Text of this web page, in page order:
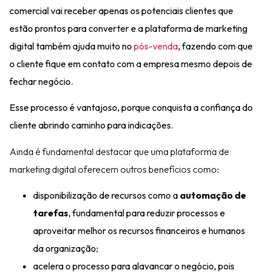
comercial vai receber apenas os potenciais clientes que
estão prontos para converter e aplataforma de marketing
digitaltambém ajuda muito no pós-venda, fazendo com que
o cliente fique em contato com a empresa mesmo depois de
fechar negócio.
Esse processo é vantajoso, porque conquista a confiança do
cliente abrindo caminho para indicações.
Ainda é fundamental destacar que uma plataforma de
marketing digital oferecem outros benefícios como:
disponibilização de recursos como a automação de
tarefas, fundamental para reduzir processos e
aproveitar melhor os recursos financeiros e humanos
da organização;
acelera o processo para alavancar o negócio, pois